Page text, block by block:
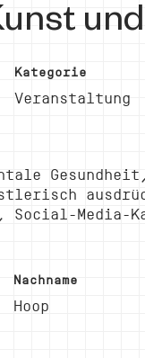
Kategorie
Veranstaltung
Media-
Nachname
Hoop